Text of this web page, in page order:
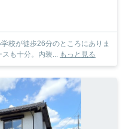
校が徒歩26分のところにありま
も十分。内装... もっと見る